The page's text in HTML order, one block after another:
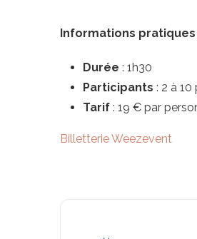
Informations pratiques
Durée : 1h30
Participants : 2 à 10
Tarif : 19 € par
Billetterie Weezevent